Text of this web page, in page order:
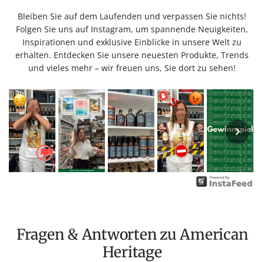
Bleiben Sie auf dem Laufenden und verpassen Sie nichts!
Folgen Sie uns auf Instagram, um spannende Neuigkeiten,
Inspirationen und exklusive Einblicke in unsere Welt zu
erhalten. Entdecken Sie unsere neuesten Produkte, Trends
und vieles mehr – wir freuen uns, Sie dort zu sehen!
Fragen & Antworten zu American
Heritage